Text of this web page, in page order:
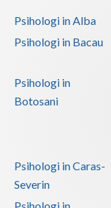
Psihologi in Alba
Psihologi in Bacau
Psihologi in
Botosani
Psihologi in Caras-
Severin